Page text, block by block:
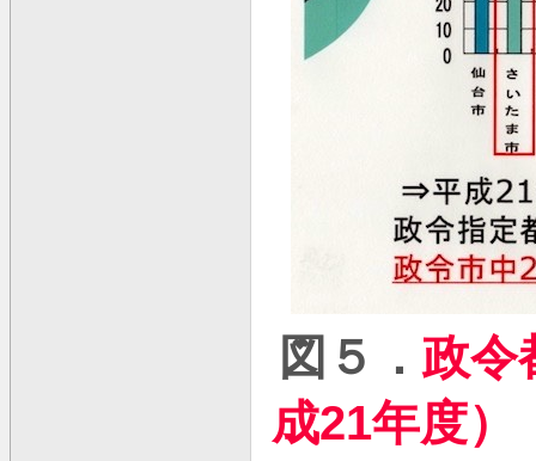
図５．政令
成21年度）